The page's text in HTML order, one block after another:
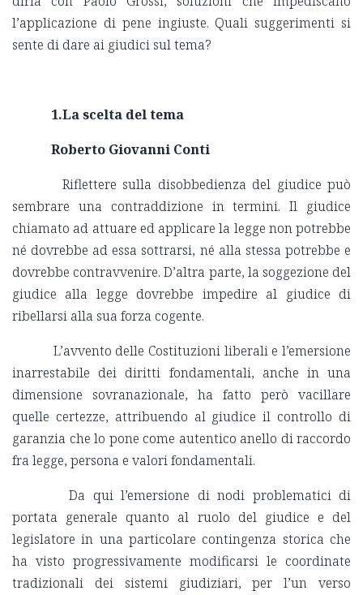
l’applicazione di pene ingiuste. Quali suggerimenti si
sente di dare ai giudici sul tema?
1.La scelta del tema
Roberto Giovanni Conti
Riflettere sulla disobbedienza del giudice può
sembrare una contraddizione in termini. Il giudice
chiamato ad attuare ed applicare la legge non potrebbe
né dovrebbe ad essa sottrarsi, né alla stessa potrebbe e
dovrebbe contravvenire. D’altra parte, la soggezione del
giudice alla legge dovrebbe impedire al giudice di
ribellarsi alla sua forza cogente.
L’avvento delle Costituzioni liberali e l’emersione
inarrestabile dei diritti fondamentali, anche in una
dimensione sovranazionale, ha fatto però vacillare
quelle certezze, attribuendo al giudice il controllo di
garanzia che lo pone come autentico anello di raccordo
fra legge, persona e valori fondamentali.
Da qui l’emersione di nodi problematici di
portata generale quanto al ruolo del giudice e del
legislatore in una particolare contingenza storica che
ha visto progressivamente modificarsi le coordinate
tradizionali dei sistemi giudiziari, per l’un verso